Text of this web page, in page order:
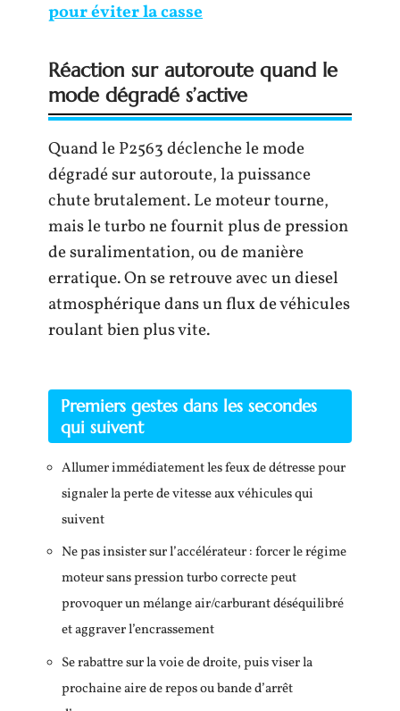
pour éviter la casse
Réaction sur autoroute quand le
mode dégradé s’active
Quand le P2563 déclenche le mode
dégradé sur autoroute, la puissance
chute brutalement. Le moteur tourne,
mais le turbo ne fournit plus de pression
de suralimentation, ou de manière
erratique. On se retrouve avec un diesel
atmosphérique dans un flux de véhicules
roulant bien plus vite.
Premiers gestes dans les secondes
qui suivent
Allumer immédiatement les feux de détresse pour
signaler la perte de vitesse aux véhicules qui
suivent
Ne pas insister sur l’accélérateur : forcer le régime
moteur sans pression turbo correcte peut
provoquer un mélange air/carburant déséquilibré
et aggraver l’encrassement
Se rabattre sur la voie de droite, puis viser la
prochaine aire de repos ou bande d’arrêt